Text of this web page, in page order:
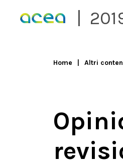
Home Altri